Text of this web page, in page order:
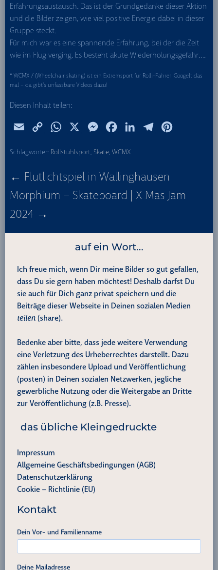
Erfahrungsaustausch. Das ist der Grundgedanke dieser Aktion
und die Bilder zeigen, wie viel positive Energie dabei in dieser
Gruppe steckt.
Für mich war es eine spannende Erfahrung, bei der die Zeit
wie im Flug verging. Es besteht akute Wiederholungsgefahr….
* WCMX / (Wheelchair skating) ist ein Extremsport für Rolli-Fahrer. Googelt das
mal – da gibt’s unfassbare Videos dazu!
Diesen Inhalt teilen:
a
i
p
y
i
n
a
M
s
n
r
c
e
o
d
r
r
Schlagwörter: Rollstuhlsport, Skate, WCMX
Beitragsnavigation
← Flutlichtspiel in Wallinghausen
Morphium – Skateboard | X Mas Jam
2024 →
auf ein Wort...
Ich freue mich, wenn Dir meine Bilder so gut gefallen,
dass Du sie gern haben möchtest! Deshalb darfst Du
sie auch für Dich ganz privat speichern und die
Beiträge dieser Webseite in Deinen sozialen Medien
teilen (share).
Bedenke aber bitte, dass jede weitere Verwendung
eine Verletzung des Urheberrechtes darstellt. Dazu
zählen insbesondere Upload und Veröffentlichung
(posten) in Deinen sozialen Netzwerken, jegliche
gewerbliche Nutzung oder die Weitergabe an Dritte
zur Veröffentlichung (z.B. Presse).
das übliche Kleingedruckte
Impressum
Allgemeine Geschäftsbedingungen (AGB)
Datenschutzerklärung
Cookie – Richtlinie (EU)
Kontakt
Dein Vor- und Familienname
Deine Mailadresse